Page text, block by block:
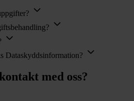
Dataskyddsinformation?
med oss?